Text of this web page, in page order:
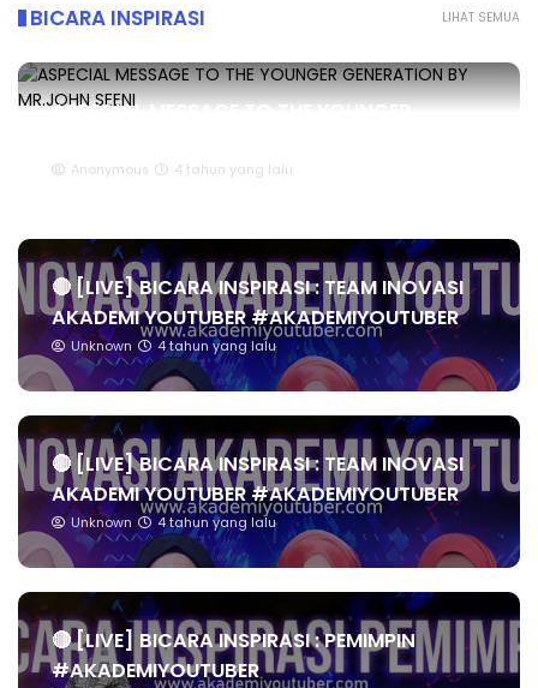
LIHAT SEMUA
BICARA INSPIRASI
ASPECIAL MESSAGE TO THE YOUNGER
Anonymous 4 tahun yang lalu
🔴 [LIVE] BICARA INSPIRASI : TEAM INOVASI
AKADEMI YOUTUBER #AKADEMIYOUTUBER
Unknown 4 tahun yang lalu
🔴 [LIVE] BICARA INSPIRASI : TEAM INOVASI
AKADEMI YOUTUBER #AKADEMIYOUTUBER
Unknown 4 tahun yang lalu
🔴 [LIVE] BICARA INSPIRASI : PEMIMPIN
#AKADEMIYOUTUBER